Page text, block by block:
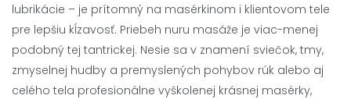
lubrikácie – je prítomný na masérkinom i klientovom tele
pre lepšiu kĺzavosť. Priebeh nuru masáže je viac-menej
podobný tej tantrickej. Nesie sa v znamení sviečok, tmy,
zmyselnej hudby a premyslených pohybov rúk alebo aj
celého tela profesionálne vyškolenej krásnej masérky,